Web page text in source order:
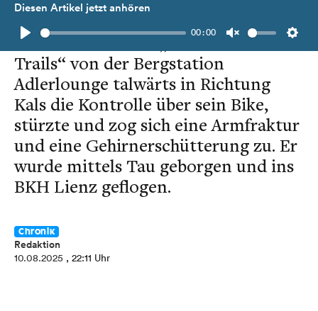
Diesen Artikel jetzt anhören
Play
00:00
Unmute
Am 10. August verlor ein 15-Jähriger
beim Befahren des „Gornerwald-
Trails“ von der Bergstation
Adlerlounge talwärts in Richtung
Kals die Kontrolle über sein Bike,
stürzte und zog sich eine Armfraktur
und eine Gehirnerschütterung zu. Er
wurde mittels Tau geborgen und ins
BKH Lienz geflogen.
Chronik
Redaktion
10.08.2025 , 22:11 Uhr